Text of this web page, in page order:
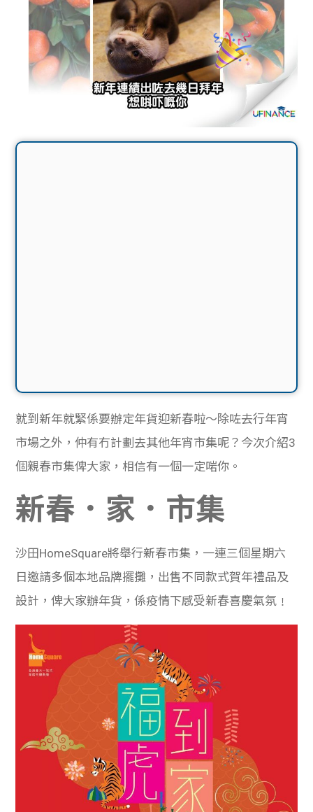
就到新年就緊係要辦定年貨迎新春啦～除咗去行年宵
市場之外，仲有冇計劃去其他年宵市集呢？今次介紹3
個親春市集俾大家，相信有一個一定啱你。
新春．家．市集
沙田HomeSquare將舉行新春市集，一連三個星期六
日邀請多個本地品牌擺攤，出售不同款式賀年禮品及
設計，俾大家辦年貨，係疫情下感受新春喜慶氣氛﹗